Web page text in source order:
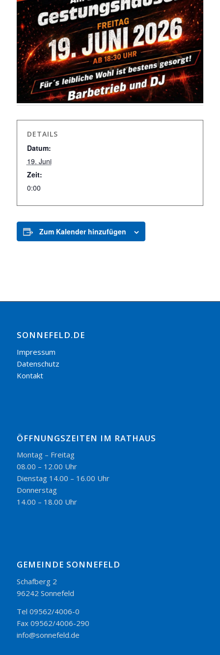
DETAILS
Datum:
19. Juni
Zeit:
0:00
Zum Kalender hinzufügen
SONNEFELD.DE
Impressum
Datenschutz
Kontakt
ÖFFNUNGSZEITEN IM RATHAUS
Montag – Freitag
08.00 – 12.00 Uhr
Dienstag 14.00 – 16.00 Uhr
Donnerstag
14.00 – 18.00 Uhr
GEMEINDE SONNEFELD
Schafberg 2
96242 Sonnefeld
Tel 09562/4006-0
Fax 09562/4006-290
info@sonnefeld.de